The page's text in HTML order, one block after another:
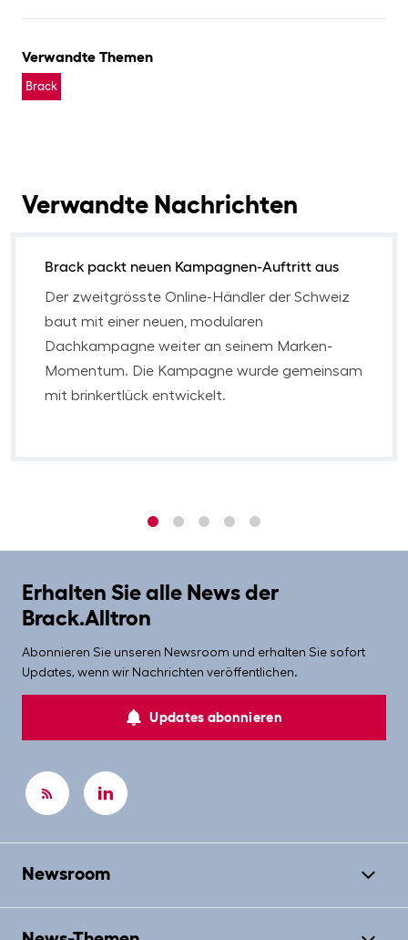
Verwandte Themen
Brack
Verwandte Nachrichten
Brack packt neuen Kampagnen-Auftritt aus
Der zweitgrösste Online-Händler der Schweiz
baut mit einer neuen, modularen
Dachkampagne weiter an seinem Marken-
Momentum. Die Kampagne wurde gemeinsam
mit brinkertlück entwickelt.
Erhalten Sie alle News der
Brack.Alltron
Abonnieren Sie unseren Newsroom und erhalten Sie sofort
Updates, wenn wir Nachrichten veröffentlichen.
Updates abonnieren
Newsroom